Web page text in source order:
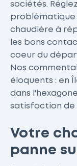
sociétés.
problématique
chaudière à
les bons
coeur du
Nos
éloquents : en
dans
satisfaction de
Votre
panne